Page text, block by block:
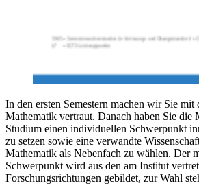
In den ersten Semestern machen wir Sie mit
Mathematik vertraut. Danach haben Sie die
Studium einen individuellen Schwerpunkt
zu setzen sowie eine verwandte
Mathematik als Nebenfach zu wählen. Der
Schwerpunkt wird aus den am Institut
Forschungsrichtungen gebildet, zur Wahl